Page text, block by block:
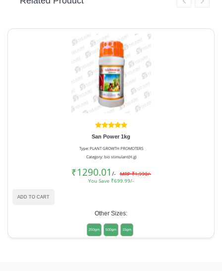
San Power 1kg
Type: PLANT GROWTH PROMOTERS
Category: bio stimulant(H.g)
₹1290.01 /-
MRP ₹1,990/-
You Save ₹699.99/-
ADD TO CART
Other Sizes:
250gm 500gm 15gm